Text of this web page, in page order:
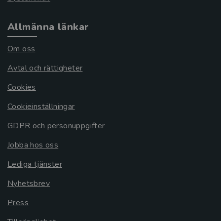
Allmänna länkar
Om oss
Avtal och rättigheter
Cookies
Cookieinställningar
GDPR och personuppgifter
Jobba hos oss
Lediga tjänster
Nyhetsbrev
Press